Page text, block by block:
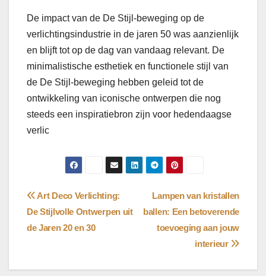
De impact van de De Stijl-beweging op de
verlichtingsindustrie in de jaren 50 was aanzienlijk
en blijft tot op de dag van vandaag relevant. De
minimalistische esthetiek en functionele stijl van
de De Stijl-beweging hebben geleid tot de
ontwikkeling van iconische ontwerpen die nog
steeds een inspiratiebron zijn voor hedendaagse
verlic
Bericht
navigatie
Lampen van kristallen
ballen: Een betoverende
toevoeging aan jouw
interieur
Art Deco Verlichting:
De Stijlvolle Ontwerpen uit
de Jaren 20 en 30